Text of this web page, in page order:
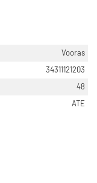
Vooras
34311121203
48
ATE